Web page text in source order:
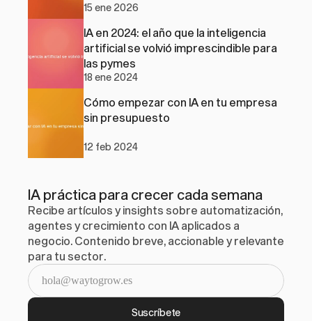
15 ene 2026
IA en 2024: el año que la inteligencia
artificial se volvió imprescindible para
las pymes
18 ene 2024
Cómo empezar con IA en tu empresa
sin presupuesto
12 feb 2024
IA práctica para crecer cada semana
Recibe artículos y insights sobre automatización,
agentes y crecimiento con IA aplicados a
negocio. Contenido breve, accionable y relevante
para tu sector.
Suscríbete